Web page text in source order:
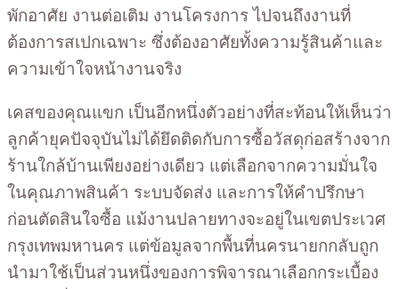
พักอาศัย งานต่อเติม งานโครงการ ไปจนถึงงานที่
ต้องการสเปกเฉพาะ ซึ่งต้องอาศัยทั้งความรู้สินค้าและ
ความเข้าใจหน้างานจริง
เคสของคุณแขก เป็นอีกหนึ่งตัวอย่างที่สะท้อนให้เห็นว่า
ลูกค้ายุคปัจจุบันไม่ได้ยึดติดกับการซื้อวัสดุก่อสร้างจาก
ร้านใกล้บ้านเพียงอย่างเดียว แต่เลือกจากความมั่นใจ
ในคุณภาพสินค้า ระบบจัดส่ง และการให้คำปรึกษา
ก่อนตัดสินใจซื้อ แม้งานปลายทางจะอยู่ในเขตประเวศ
กรุงเทพมหานคร แต่ข้อมูลจากพื้นที่นครนายกกลับถูก
นำมาใช้เป็นส่วนหนึ่งของการพิจารณาเลือกกระเบื้อง